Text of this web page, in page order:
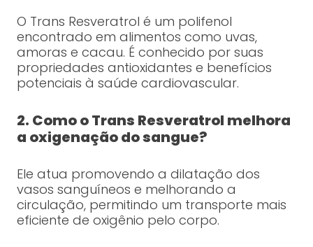
O Trans Resveratrol é um polifenol
encontrado em alimentos como uvas,
amoras e cacau. É conhecido por suas
propriedades antioxidantes e benefícios
potenciais à saúde cardiovascular.
2. Como o Trans Resveratrol melhora
a oxigenação do sangue?
Ele atua promovendo a dilatação dos
vasos sanguíneos e melhorando a
circulação, permitindo um transporte mais
eficiente de oxigênio pelo corpo.